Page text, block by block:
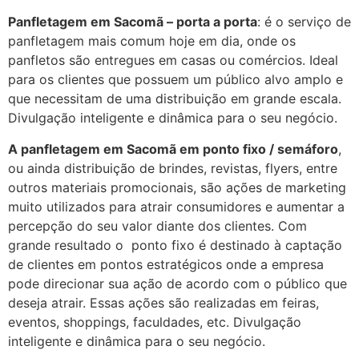
Panfletagem em Sacomã – porta a porta: é o serviço de
panfletagem mais comum hoje em dia, onde os
panfletos são entregues em casas ou comércios. Ideal
para os clientes que possuem um público alvo amplo e
que necessitam de uma distribuição em grande escala.
Divulgação inteligente e dinâmica para o seu negócio.
A panfletagem em Sacomã em ponto fixo / semáforo,
ou ainda distribuição de brindes, revistas, flyers, entre
outros materiais promocionais, são ações de marketing
muito utilizados para atrair consumidores e aumentar a
percepção do seu valor diante dos clientes. Com
grande resultado o ponto fixo é destinado à captação
de clientes em pontos estratégicos onde a empresa
pode direcionar sua ação de acordo com o público que
deseja atrair. Essas ações são realizadas em feiras,
eventos, shoppings, faculdades, etc. Divulgação
inteligente e dinâmica para o seu negócio.